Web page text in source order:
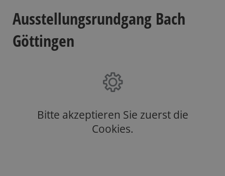
Ausstellungsrundgang Bach
Göttingen
Bitte akzeptieren Sie zuerst die
Cookies.